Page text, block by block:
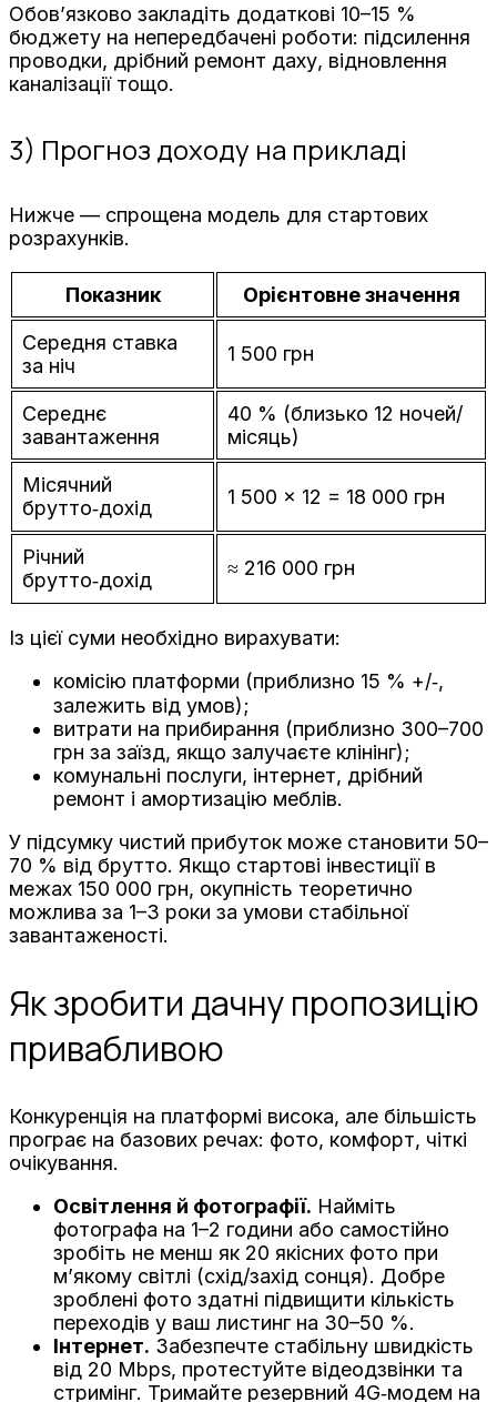
Обов’язково закладіть додаткові 10–15 %
бюджету на непередбачені роботи: підсилення
проводки, дрібний ремонт даху, відновлення
каналізації тощо.
3) Прогноз доходу на прикладі
Нижче — спрощена модель для стартових
розрахунків.
Показник Орієнтовне значення
Середня ставка
за ніч
1 500 грн
Середнє
завантаження
40 % (близько 12 ночей/
місяць)
Місячний
брутто‑дохід
1 500 × 12 = 18 000 грн
Річний
брутто‑дохід
≈ 216 000 грн
Із цієї суми необхідно вирахувати:
комісію платформи (приблизно 15 % +/‑,
залежить від умов);
витрати на прибирання (приблизно 300–700
грн за заїзд, якщо залучаєте клінінг);
комунальні послуги, інтернет, дрібний
ремонт і амортизацію меблів.
У підсумку чистий прибуток може становити 50–
70 % від брутто. Якщо стартові інвестиції в
межах 150 000 грн, окупність теоретично
можлива за 1–3 роки за умови стабільної
завантаженості.
Як зробити дачну пропозицію
привабливою
Конкуренція на платформі висока, але більшість
програє на базових речах: фото, комфорт, чіткі
очікування.
Освітлення й фотографії. Найміть
фотографа на 1–2 години або самостійно
зробіть не менш як 20 якісних фото при
м’якому світлі (схід/захід сонця). Добре
зроблені фото здатні підвищити кількість
переходів у ваш листинг на 30–50 %.
Інтернет. Забезпечте стабільну швидкість
від 20 Mbps, протестуйте відеодзвінки та
стримінг. Тримайте резервний 4G‑модем на